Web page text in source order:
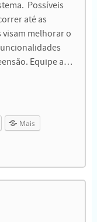
Possíveis
até as
visam melhorar o
Equipe a…
Mais